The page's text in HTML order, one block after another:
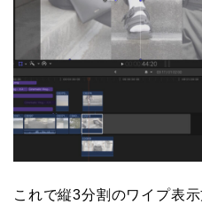
これで縦3分割のワイプ表